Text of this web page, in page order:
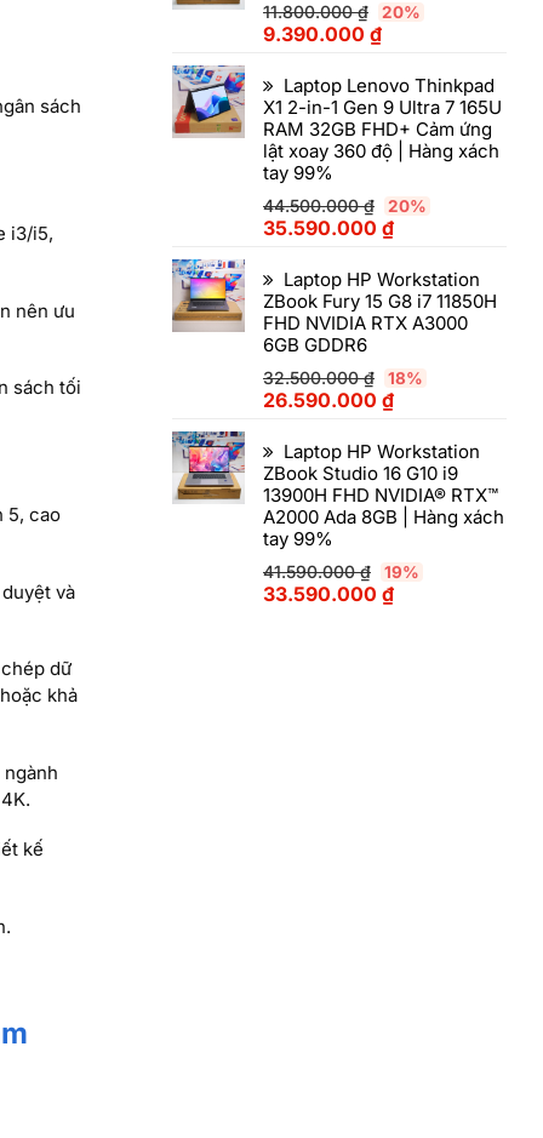
sách
i3/i5,
nên ưu
sách tối
5, cao
và
dữ
khả
kế
11.800.000₫ 20%
9.390.000 ₫
Laptop Lenovo Thinkpad
X1 2-in-1 Gen 9 Ultra 7 165U
RAM 32GB FHD+ Cảm ứng
lật xoay 360 độ | Hàng xách
tay 99%
44.500.000₫ 20%
35.590.000 ₫
Laptop HP Workstation
ZBook Fury 15 G8 i7 11850H
FHD NVIDIA RTX A3000
6GB GDDR6
32.500.000₫ 18%
26.590.000 ₫
Laptop HP Workstation
ZBook Studio 16 G10 i9
13900H FHD NVIDIA® RTX™
A2000 Ada 8GB | Hàng xách
tay 99%
41.590.000₫ 19%
33.590.000 ₫